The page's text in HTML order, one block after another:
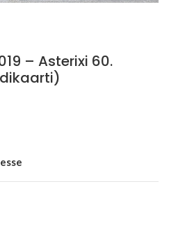
– Asterixi 60.